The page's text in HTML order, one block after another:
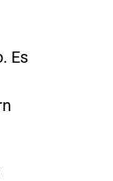
Es